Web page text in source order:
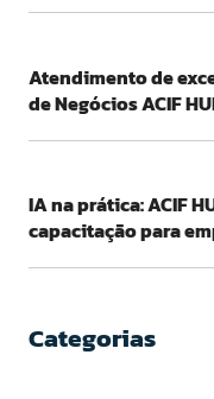
Atendimento de
de Negócios ACIF
IA na prática: ACIF
capacitação para
Categorias